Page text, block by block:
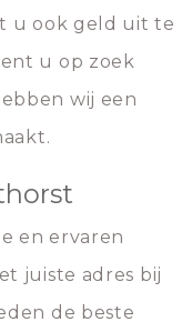
u ook geld uit te
u op zoek
wij een
en ervaren
juiste adres bij
de beste